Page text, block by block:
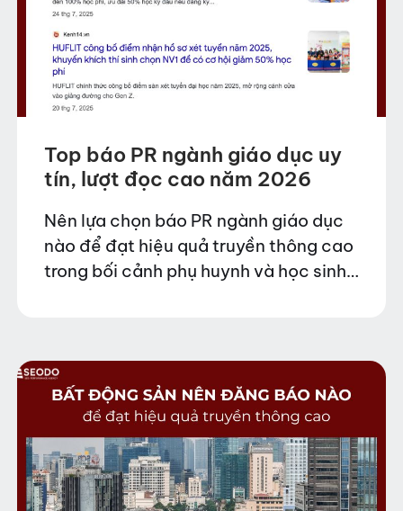
Top báo PR ngành giáo dục uy
tín, lượt đọc cao năm 2026
Nên lựa chọn báo PR ngành giáo dục
nào để đạt hiệu quả truyền thông cao
trong bối cảnh phụ huynh và học sinh